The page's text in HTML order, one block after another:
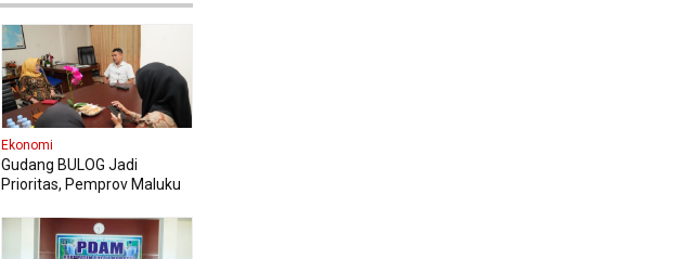
Ekonomi
Gudang BULOG Jadi
Prioritas, Pemprov Maluku
Tetap Stabil